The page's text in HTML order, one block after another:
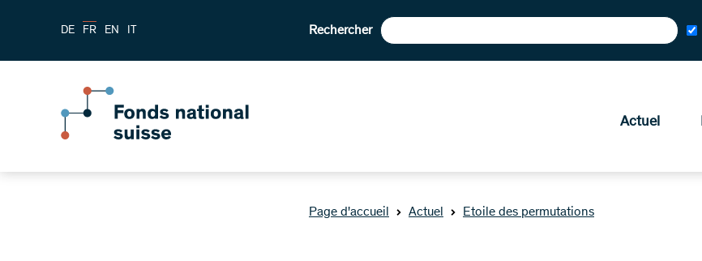
DE FR EN IT Rechercher
Actuel
Page d'accueil Actuel Etoile des permutations